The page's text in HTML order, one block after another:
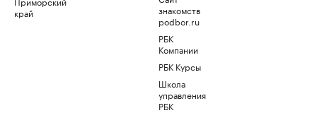
край
знакомств
podbor.ru
РБК
Компании
РБК Курсы
Школа
управления
РБК